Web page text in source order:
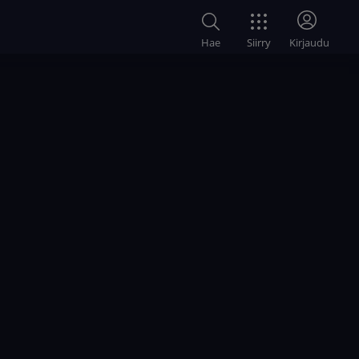
Hae Siirry Kirjaudu